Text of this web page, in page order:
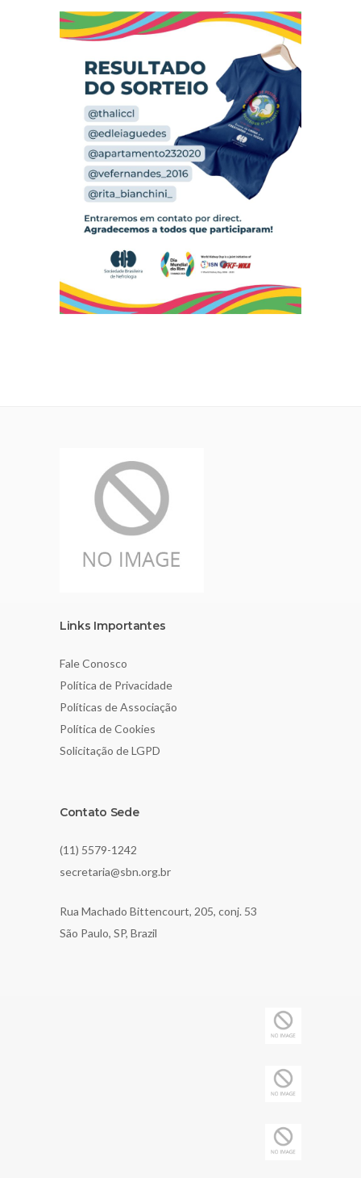
Links Importantes
Fale Conosco
Política de Privacidade
Políticas de Associação
Política de Cookies
Solicitação de LGPD
Contato Sede
(11) 5579-1242
secretaria@sbn.org.br
Rua Machado Bittencourt, 205, conj. 53
São Paulo, SP, Brazil